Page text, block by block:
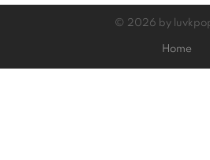
© 2026 by
Home